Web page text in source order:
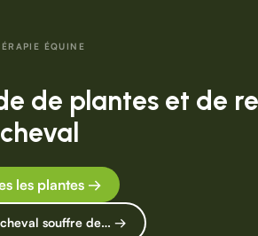
ÉQUINE
de plantes et de
les plantes →
souffre de… →